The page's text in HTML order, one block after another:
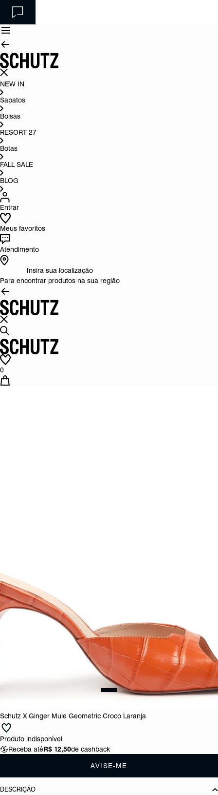
NEW IN
Sapatos
Bolsas
RESORT 27
Botas
FALL SALE
BLOG
Entrar
Meus favoritos
Atendimento
Insira sua localização
Para encontrar produtos na sua região
0
Schutz X Ginger Mule Geometric Croco Laranja
Produto indisponível
Receba atéR$ 12,50de cashback
AVISE-ME
DESCRIÇÃO